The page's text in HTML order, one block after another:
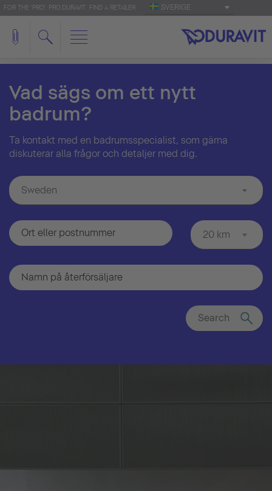
FOR THE 'PRO': PRO.DURAVIT FIND A RETAILER SVERIGE
Vad sägs om ett nytt
badrum?
Ta kontakt med en badrumsspecialist, som gärna
diskuterar alla frågor och detaljer med dig.
Sweden
20 km
Search